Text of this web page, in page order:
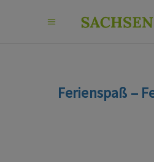
Ferienspaß –